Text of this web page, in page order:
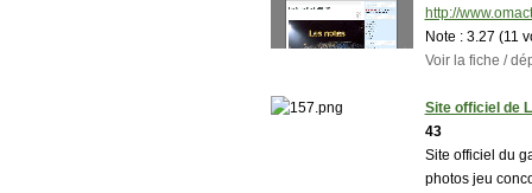
http://
Note : 3.27 (11
Voir la fiche /
Site officiel de
43
Site officiel du
photos jeu